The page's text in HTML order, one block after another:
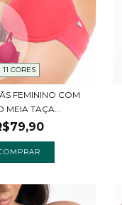
11 CORES
FEMININO COM
MEIA TAÇA...